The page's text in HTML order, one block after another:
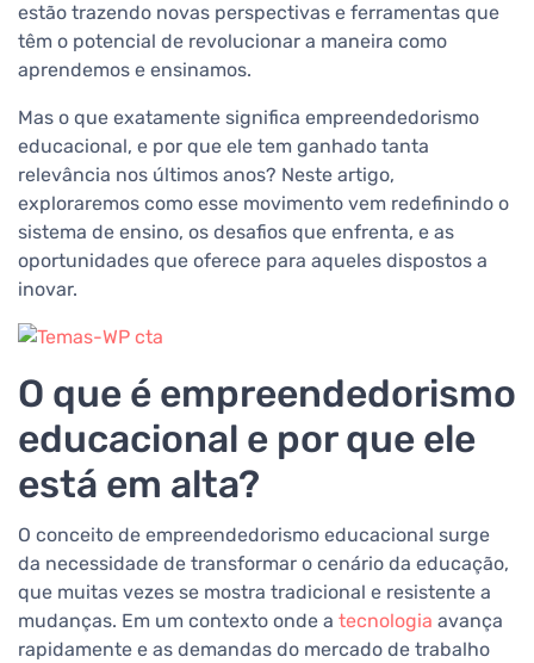
estão trazendo novas perspectivas e ferramentas que
têm o potencial de revolucionar a maneira como
aprendemos e ensinamos.
Mas o que exatamente significa empreendedorismo
educacional, e por que ele tem ganhado tanta
relevância nos últimos anos? Neste artigo,
exploraremos como esse movimento vem redefinindo o
sistema de ensino, os desafios que enfrenta, e as
oportunidades que oferece para aqueles dispostos a
inovar.
O que é empreendedorismo
educacional e por que ele
está em alta?
O conceito de empreendedorismo educacional surge
da necessidade de transformar o cenário da educação,
que muitas vezes se mostra tradicional e resistente a
mudanças. Em um contexto onde a tecnologia avança
rapidamente e as demandas do mercado de trabalho